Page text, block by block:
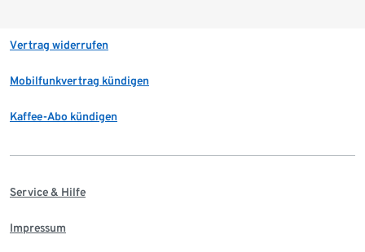
Vertrag widerrufen
Mobilfunkvertrag kündigen
Kaffee-Abo kündigen
Service & Hilfe
Impressum